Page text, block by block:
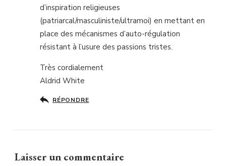
d’inspiration religieuses
(patriarcal/masculiniste/ultramoi) en mettant en
place des mécanismes d’auto-régulation
résistant à l’usure des passions tristes.
Très cordialement
Aldrid White
RÉPONDRE
Laisser un commentaire